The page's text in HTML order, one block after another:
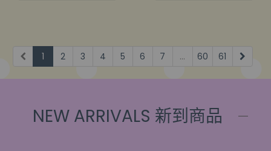
1 2 3 4 5 6 7 ... 60 61
NEW ARRIVALS 新到商品